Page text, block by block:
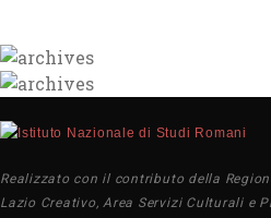
Realizzato con il contributo della
Lazio Creativo, Area Servizi Culturali e